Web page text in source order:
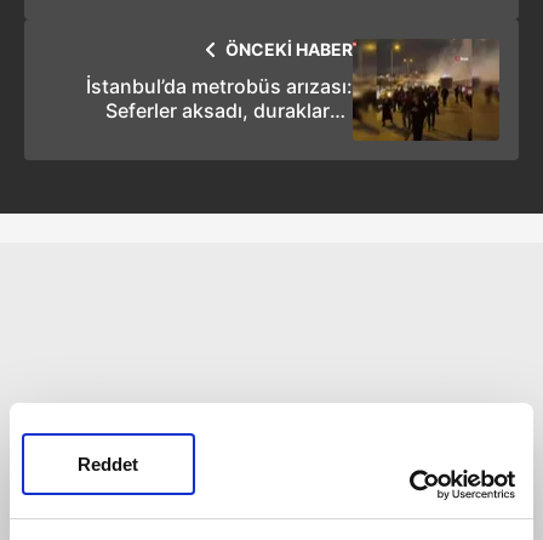
Reddet
ÖNCEKİ HABER
İstanbul’da metrobüs arızası:
Seferler aksadı, duraklarda